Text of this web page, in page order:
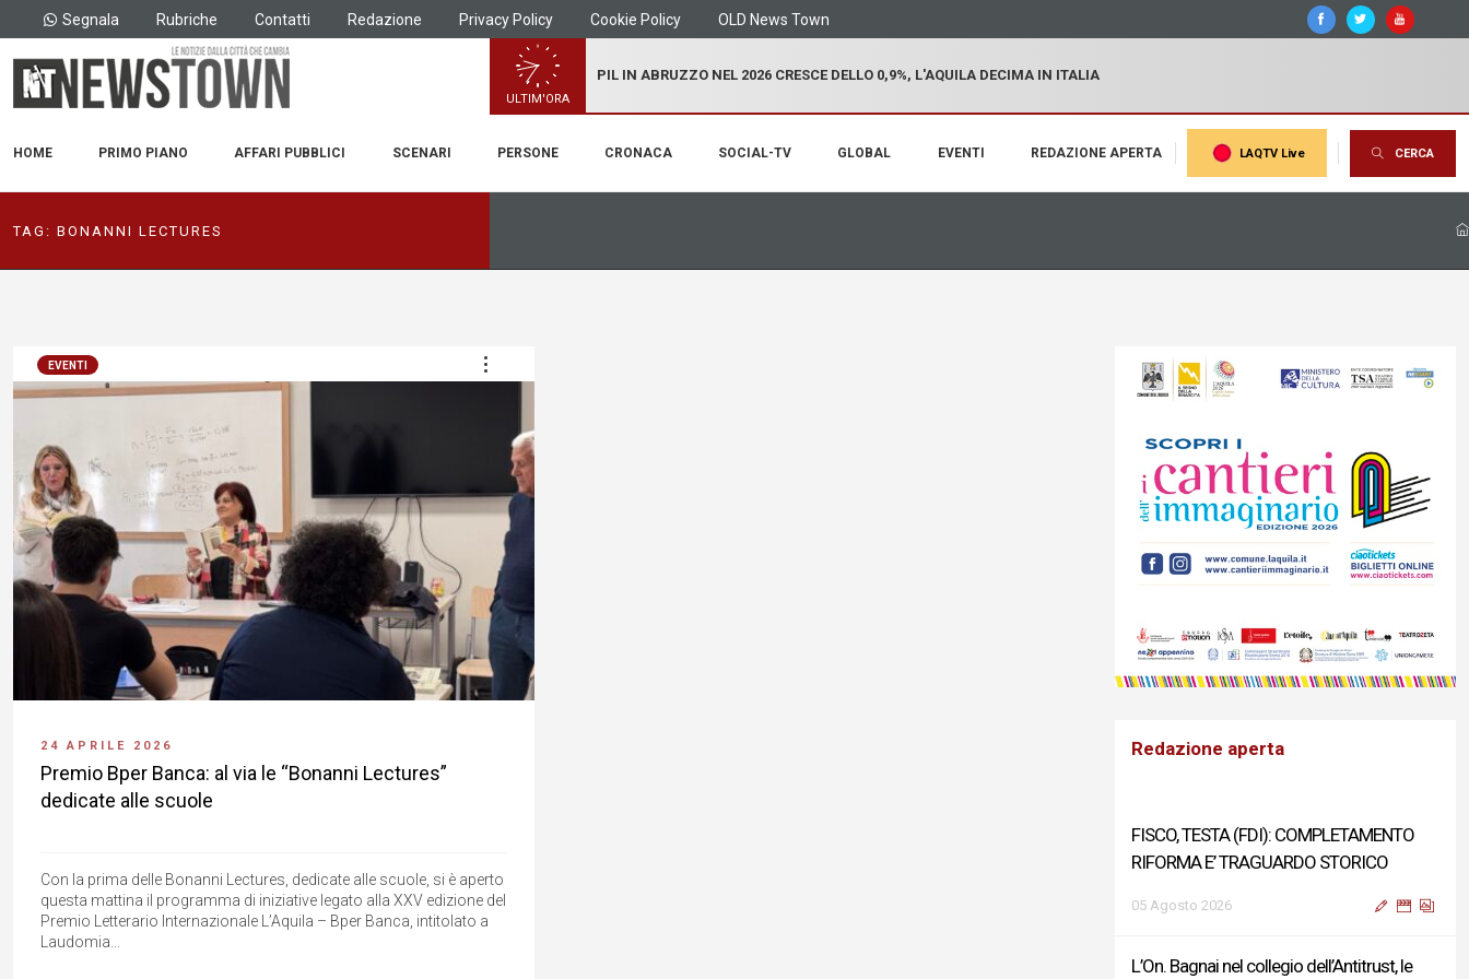
Segnala Rubriche Contatti Redazione Privacy Policy Cookie Policy OLD News Town
ULTIM'ORA
PIL IN ABRUZZO NEL 2026 CRESCE DELLO 0,9%, L'AQUILA DECIMA IN ITALIA
HOME PRIMO PIANO AFFARI PUBBLICI SCENARI PERSONE CRONACA SOCIAL-TV GLOBAL EVENTI REDAZIONE APERTA LAQTV Live CERCA
TAG: BONANNI LECTURES
EVENTI
24 APRILE 2026
Premio Bper Banca: al via le “Bonanni Lectures”
dedicate alle scuole
Con la prima delle Bonanni Lectures, dedicate alle scuole, si è aperto
questa mattina il programma di iniziative legato alla XXV edizione del
Premio Letterario Internazionale L’Aquila – Bper Banca, intitolato a
Laudomia...
Redazione aperta
FISCO, TESTA (FDI): COMPLETAMENTO
RIFORMA E’ TRAGUARDO STORICO
05 Agosto 2026
L’On. Bagnai nel collegio dell’Antitrust, le